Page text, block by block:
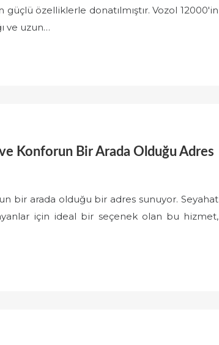
güçlü özelliklerle donatılmıştır. Vozol 12000'in
ve uzun…
Konforun Bir Arada Olduğu Adres
bir arada olduğu bir adres sunuyor. Seyahat
için ideal bir seçenek olan bu hizmet,